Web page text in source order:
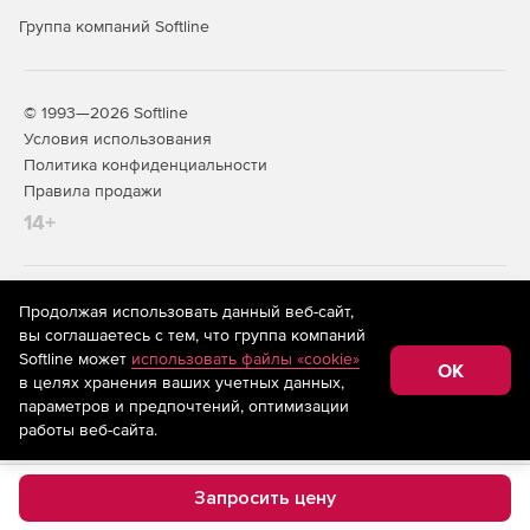
присутствием до 200 человек.
Привычные функции видеоконференцсвязи и ИИ-
возможности.
SIP-коннектор.
До 3000 участников и 100 спикеров.
Запись вебинара только спикером.
Интеграция с API.Запросить цену
Группа компаний Softline
© 1993—2026 Softline
Условия использования
Политика конфиденциальности
Правила продажи
14+
На информационном ресурсе store.softline.ru применяются
рекомендательные технологии
(информационные технологии
предоставления информации на основе сбора,
систематизации и анализа сведений, относящихся к
предпочтениям пользователей сети «Интернет»,
находящихся на территории Российской Федерации)
Продолжая использовать данный веб-сайт,
вы соглашаетесь с тем, что группа компаний
Softline может использовать файлы «cookie»
в целях хранения ваших учетных данных,
параметров и предпочтений, оптимизации
работы веб-сайта.
OK